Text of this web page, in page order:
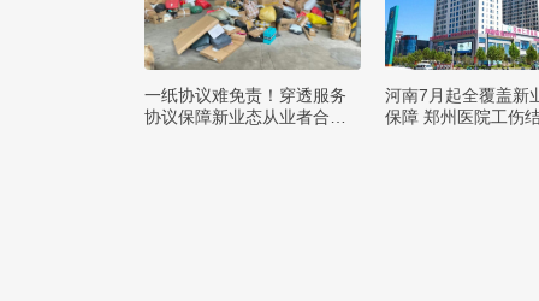
一纸协议难免责！穿透服务
协议保障新业态从业者合法
河南7月起全覆盖新
保障 郑州医院工伤